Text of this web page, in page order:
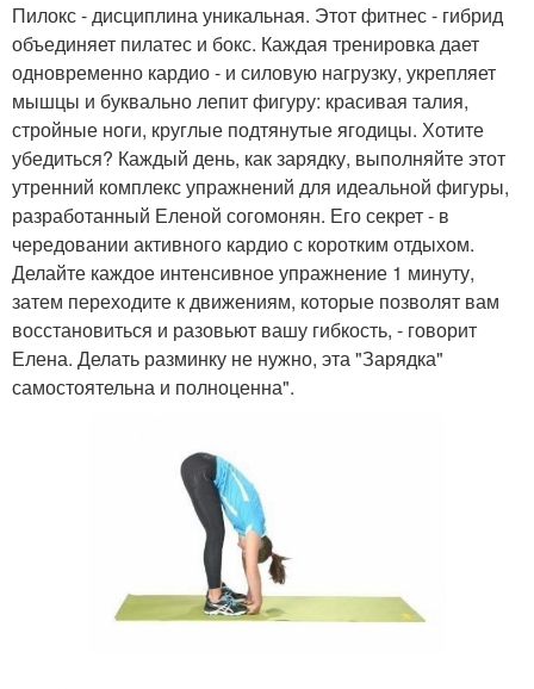
Пилокс - дисциплина уникальная. Этот фитнес - гибрид
объединяет пилатес и бокс. Каждая тренировка дает
одновременно кардио - и силовую нагрузку, укрепляет
мышцы и буквально лепит фигуру: красивая талия,
стройные ноги, круглые подтянутые ягодицы. Хотите
убедиться? Каждый день, как зарядку, выполняйте этот
утренний комплекс упражнений для идеальной фигуры,
разработанный Еленой согомонян. Его секрет - в
чередовании активного кардио с коротким отдыхом.
Делайте каждое интенсивное упражнение 1 минуту,
затем переходите к движениям, которые позволят вам
восстановиться и разовьют вашу гибкость, - говорит
Елена. Делать разминку не нужно, эта "Зарядка"
самостоятельна и полноценна".